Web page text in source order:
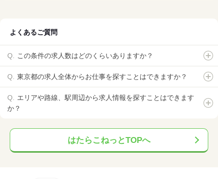
よくあるご質問
この条件の求人数はどのくらいありますか？
東京都の求人全体からお仕事を探すことはできますか？
エリアや路線、駅周辺から求人情報を探すことはできます
か？
はたらこねっとTOPへ